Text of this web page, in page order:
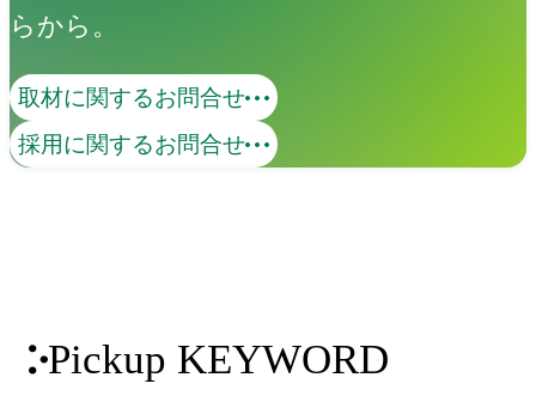
らから。
取材に関するお問合せ
採用に関するお問合せ
Pickup KEYWORD